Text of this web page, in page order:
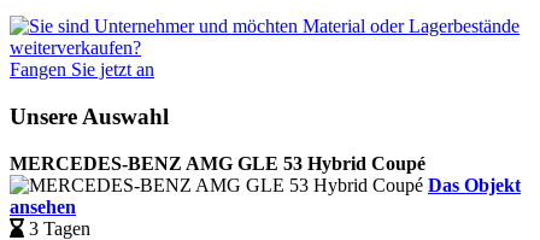
Fangen Sie jetzt an
Unsere Auswahl
MERCEDES-BENZ AMG GLE 53 Hybrid Coupé
Das Objekt
ansehen
3 Tagen